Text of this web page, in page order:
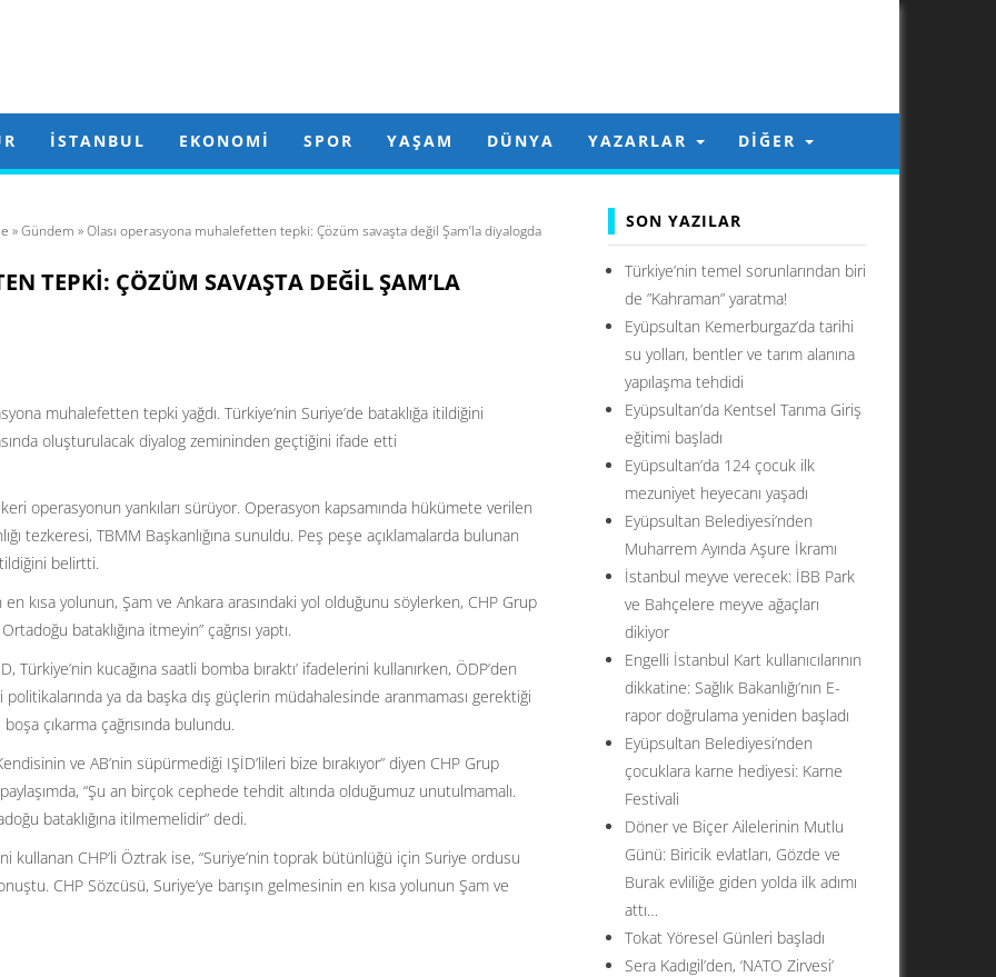
İSTANBUL EKONOMI SPOR YAŞAM DÜNYA YAZARLAR DIĞER
»Gündem » Olası operasyona muhalefetten tepki: Çözüm savaşta değil Şam’la diyalogda
TEPKI: ÇÖZÜM SAVAŞTA DEĞIL ŞAM’LA
muhalefetten tepki yağdı. Türkiye’nin Suriye’de bataklığa itildiğini
oluşturulacak diyalog zemininden geçtiğini ifade etti
operasyonun yankıları sürüyor. Operasyon kapsamında hükümete verilen
tezkeresi, TBMM Başkanlığına sunuldu. Peş peşe açıklamalarda bulunan
belirtti.
en kısa yolunun, Şam ve Ankara arasındaki yol olduğunu söylerken, CHP Grup
bataklığına itmeyin” çağrısı yaptı.
kucağına saatli bomba bıraktı’ ifadelerini kullanırken, ÖDP’den
politikalarında ya da başka dış güçlerin müdahalesinde aranmaması gerektiği
boşa çıkarma çağrısında bulundu.
ve AB’nin süpürmediği IŞİD’lileri bize bırakıyor” diyen CHP Grup
“Şu an birçok cephede tehdit altında olduğumuz unutulmamalı.
bataklığına itilmemelidir” dedi.
CHP’li Öztrak ise, “Suriye’nin toprak bütünlüğü için Suriye ordusu
CHP Sözcüsü, Suriye’ye barışın gelmesinin en kısa yolunun Şam ve
SON YAZILAR
Türkiye’nin temel sorunlarından biri
de ”Kahraman” yaratma!
Eyüpsultan Kemerburgaz’da tarihi
su yolları, bentler ve tarım alanına
yapılaşma tehdidi
Eyüpsultan’da Kentsel Tarıma Giriş
eğitimi başladı
Eyüpsultan’da 124 çocuk ilk
mezuniyet heyecanı yaşadı
Eyüpsultan Belediyesi’nden
Muharrem Ayında Aşure İkramı
İstanbul meyve verecek: İBB Park
ve Bahçelere meyve ağaçları
dikiyor
Engelli İstanbul Kart kullanıcılarının
dikkatine: Sağlık Bakanlığı’nın E-
rapor doğrulama yeniden başladı
Eyüpsultan Belediyesi’nden
çocuklara karne hediyesi: Karne
Festivali
Döner ve Biçer Ailelerinin Mutlu
Günü: Biricik evlatları, Gözde ve
Burak evliliğe giden yolda ilk adımı
attı…
Tokat Yöresel Günleri başladı
Sera Kadıgil’den, ‘NATO Zirvesi’